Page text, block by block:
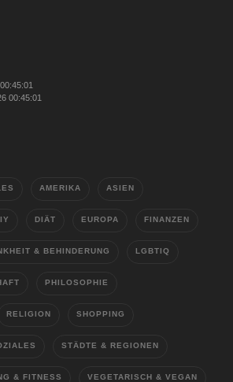
00:45:01
AMERIKA ASIEN
DIÄT EUROPA FINANZEN
& BEHINDERUNG LGBTIQ
PHILOSOPHIE
RELIGION SHOPPING
STÄDTE & REGIONEN
& FITNESS VEGETARISCH & VEGAN